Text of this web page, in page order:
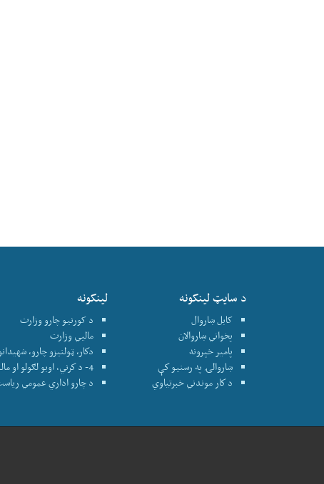
د سایټ لینکونه
کابل ښاروال
پخواني ښاروالان
پامير خپرونه
ښاروالۍ په رسنيو كې
د كار موندني خبرتياوي
لینکونه
د کورنیو چارو وزارت
ماليي وزارت
دكار، ټولنيزو چارو،
4- د كرني، اوبو لګولو او مالداری وزارت
د چارو اداري عمومي